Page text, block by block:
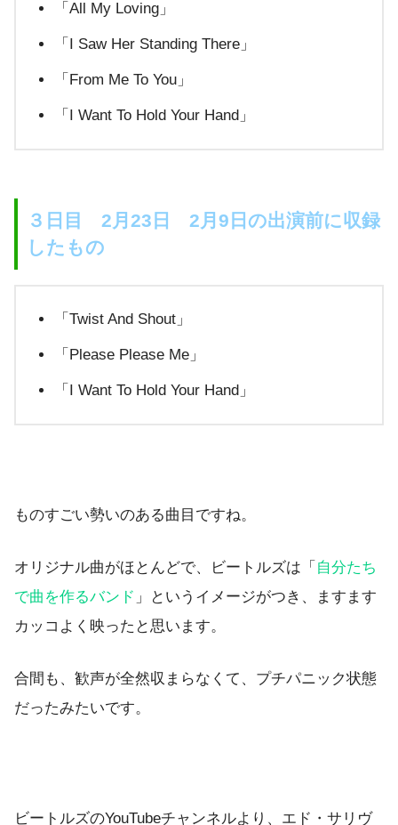
「All My Loving」
「I Saw Her Standing There」
「From Me To You」
「I Want To Hold Your Hand」
３日目 2月23日 2月9日の出演前に収録
したもの
「Twist And Shout」
「Please Please Me」
「I Want To Hold Your Hand」
ものすごい勢いのある曲目ですね。
オリジナル曲がほとんどで、ビートルズは「 自分たち
で曲を作るバンド 」というイメージがつき、ますます
カッコよく映ったと思います。
合間も、歓声が全然収まらなくて、プチパニック状態
だったみたいです。
ビートルズのYouTubeチャンネルより、エド・サリヴ